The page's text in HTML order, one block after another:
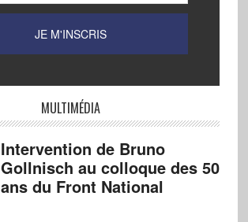
MULTIMÉDIA
Intervention de Bruno
Gollnisch au colloque des 50
ans du Front National